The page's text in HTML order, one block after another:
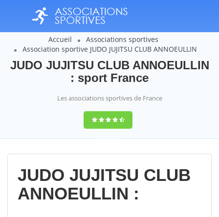
Accueil
Associations sportives
Association sportive JUDO JUJITSU CLUB ANNOEULLIN
JUDO JUJITSU CLUB ANNOEULLIN
: sport France
Les associations sportives de France
9,4(100%)
14358votes
JUDO JUJITSU CLUB
ANNOEULLIN :